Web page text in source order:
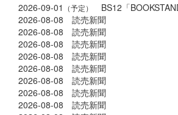
2026-09-01 （予定）
BS12「
2026-08-08 読売新聞
2026-08-08 読売新聞
2026-08-08 読売新聞
2026-08-08 読売新聞
2026-08-08 読売新聞
2026-08-08 読売新聞
2026-08-08 読売新聞
2026-08-08 読売新聞